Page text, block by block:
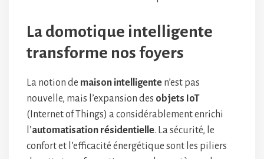
La domotique intelligente
transforme nos foyers
La notion de maison intelligente n’est pas
nouvelle, mais l’expansion des objets IoT
(Internet of Things) a considérablement enrichi
l’automatisation résidentielle. La sécurité, le
confort et l’efficacité énergétique sont les piliers